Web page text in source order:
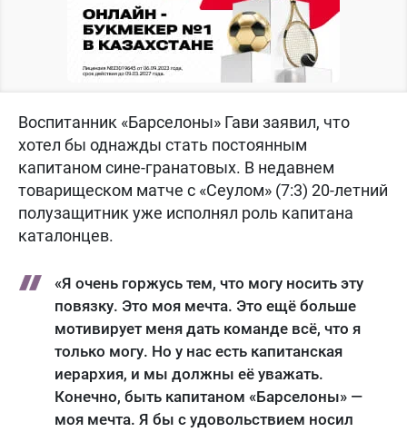
Воспитанник «Барселоны» Гави заявил, что
хотел бы однажды стать постоянным
капитаном сине-гранатовых. В недавнем
товарищеском матче с «Сеулом» (7:3) 20-летний
полузащитник уже исполнял роль капитана
каталонцев.
«Я очень горжусь тем, что могу носить эту
повязку. Это моя мечта. Это ещё больше
мотивирует меня дать команде всё, что я
только могу. Но у нас есть капитанская
иерархия, и мы должны её уважать.
Конечно, быть капитаном «Барселоны» —
моя мечта. Я бы с удовольствием носил